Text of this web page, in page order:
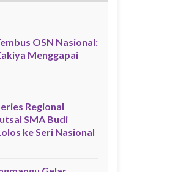
OSN Nasional:
Menggapai
Regional
SMA Budi
ke Seri Nasional